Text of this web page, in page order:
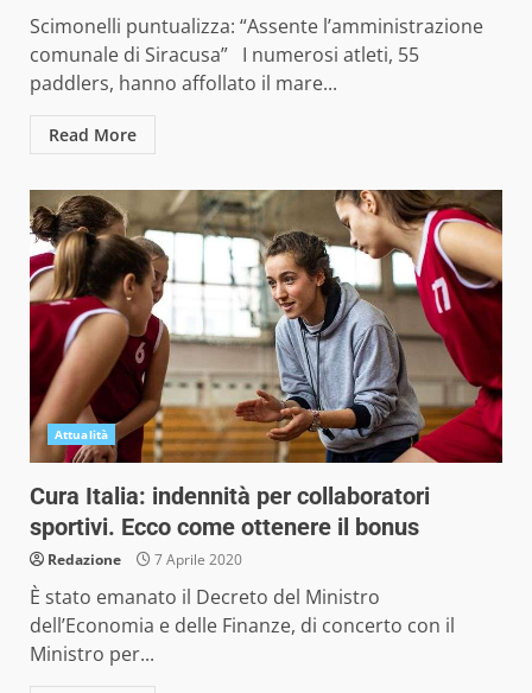
Scimonelli puntualizza: “Assente l’amministrazione
comunale di Siracusa” I numerosi atleti, 55
paddlers, hanno affollato il mare...
Read More
Attualità
Cura Italia: indennità per collaboratori
sportivi. Ecco come ottenere il bonus
Redazione 7 Aprile 2020
È stato emanato il Decreto del Ministro
dell’Economia e delle Finanze, di concerto con il
Ministro per...